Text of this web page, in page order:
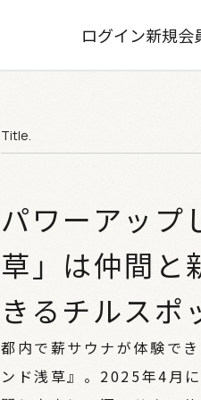
ログイン新規会
Title.
パワーアップ
草」は仲間と
きるチルスポ
都内で薪サウナが体験で
ンド浅草』。2025年4月